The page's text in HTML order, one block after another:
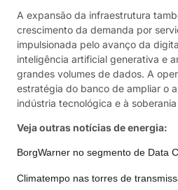
A expansão da infraestrutura
crescimento da demanda por
impulsionada pelo avanço da
inteligência artificial generativa e
grandes volumes de dados. A
estratégia do banco de ampliar o
indústria tecnológica e à
Veja outras notícias de energia:
BorgWarner no segmento de Data
Climatempo nas torres de